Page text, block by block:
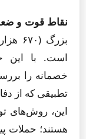
نقاط قوت و
است. با این
خصمانه را
تطبیقی که از